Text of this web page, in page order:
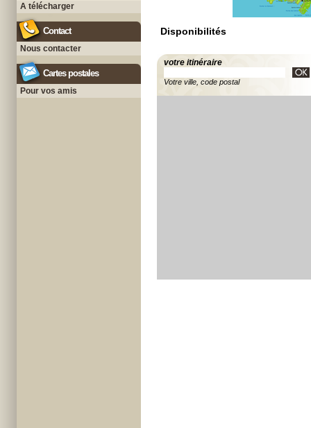
A télécharger
Contact
Nous contacter
Cartes postales
Pour vos amis
Disponibilités
votre itinéraire
Votre ville, code postal